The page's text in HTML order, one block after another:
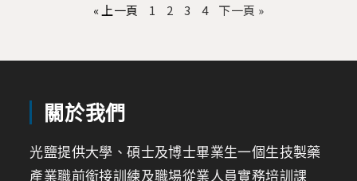
« 上一頁 1 2 3 4 下一頁 »
關於我們
光鹽提供大學、碩士及博士畢業生一個生技製藥
產業職前銜接訓練及職場從業人員實務培訓課